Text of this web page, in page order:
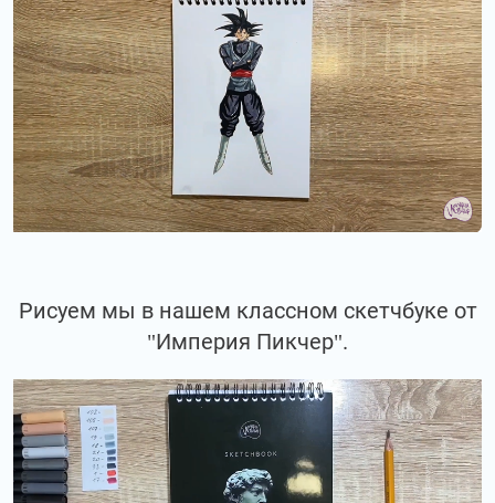
Рисуем мы в нашем классном скетчбуке от
"Империя Пикчер".